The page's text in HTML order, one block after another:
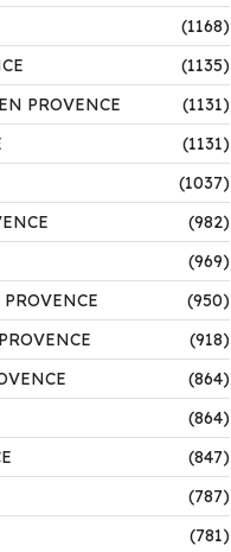
(1168)
(1135)
PROVENCE
(1131)
(1131)
(1037)
(982)
(969)
(950)
(918)
(864)
(864)
(847)
(787)
(781)